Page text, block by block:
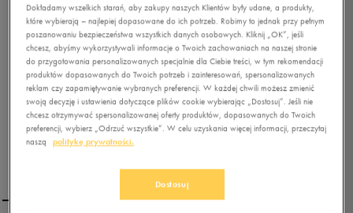
Dokładamy wszelkich starań, aby zakupy naszych Klientów były udane, a produkty,
które wybierają – najlepiej dopasowane do ich potrzeb. Robimy to jednak przy pełnym
poszanowaniu bezpieczeństwa wszystkich danych osobowych. Kliknij „OK”, jeśli
chcesz, abyśmy wykorzystywali informacje o Twoich zachowaniach na naszej stronie
do przygotowania personalizowanych specjalnie dla Ciebie treści, w tym rekomendacji
produktów dopasowanych do Twoich potrzeb i zainteresowań, spersonalizowanych
reklam czy zapamiętywanie wybranych preferencji. W każdej chwili możesz zmienić
swoją decyzję i ustawienia dotyczące plików cookie wybierając „Dostosuj”. Jeśli nie
chcesz otrzymywać spersonalizowanej oferty produktów, dopasowanych do Twoich
preferencji, wybierz „Odrzuć wszystkie”. W celu uzyskania więcej informacji, przeczytaj
naszą
politykę prywatności.
Dostosuj